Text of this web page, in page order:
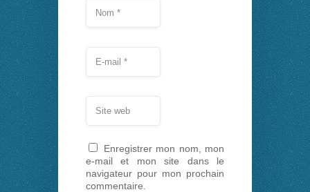
Enregistrer mon nom, mon
e-mail et mon site dans le
navigateur pour mon prochain
commentaire.